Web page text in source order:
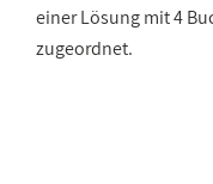
einer Lösung mit 4
zugeordnet.